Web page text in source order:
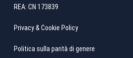
REA: CN 173839
Privacy & Cookie Policy
Politica sulla parità di genere